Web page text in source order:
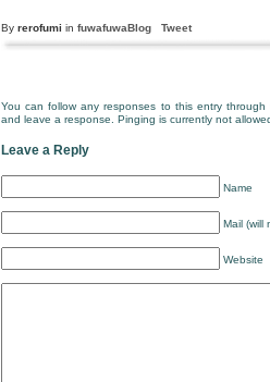
By rerofumi in fuwafuwaBlog Tweet
You can follow any responses to this entry through
and leave a response. Pinging is currently not
Leave a Reply
Name
Mail (will
Website